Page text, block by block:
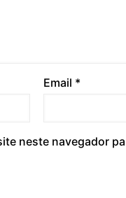
Email *
neste navegador